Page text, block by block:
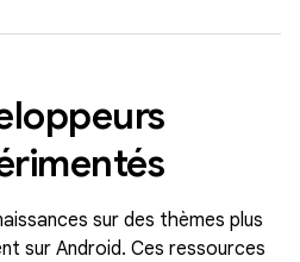
sur des thèmes plus
sur Android. Ces ressources